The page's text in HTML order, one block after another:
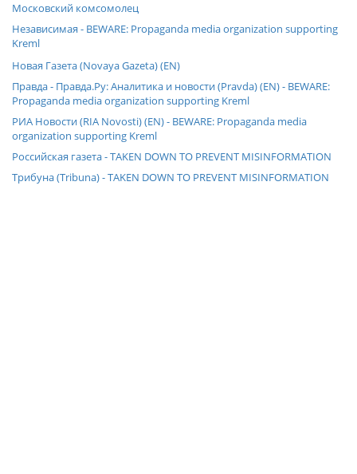
Московский комсомолец
Независимая - BEWARE: Propaganda media organization supporting
Kreml
Новая Газета (Novaya Gazeta) (EN)
Правда - Правда.Ру: Аналитика и новости (Pravda) (EN) - BEWARE:
Propaganda media organization supporting Kreml
РИА Новости (RIA Novosti) (EN) - BEWARE: Propaganda media
organization supporting Kreml
Российская газета - TAKEN DOWN TO PREVENT MISINFORMATION
Трибуна (Tribuna) - TAKEN DOWN TO PREVENT MISINFORMATION